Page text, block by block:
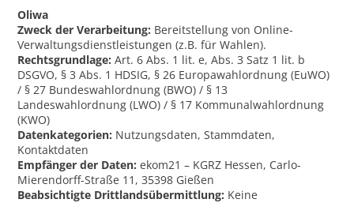
Oliwa
Zweck der Verarbeitung: Bereitstellung von Online-
Verwaltungsdienstleistungen (z.B. für Wahlen).
Rechtsgrundlage: Art. 6 Abs. 1 lit. e, Abs. 3 Satz 1 lit. b
DSGVO, § 3 Abs. 1 HDSIG, § 26 Europawahlordnung (EuWO)
/ § 27 Bundeswahlordnung (BWO) / § 13
Landeswahlordnung (LWO) / § 17 Kommunalwahlordnung
(KWO)
Datenkategorien: Nutzungsdaten, Stammdaten,
Kontaktdaten
Empfänger der Daten: ekom21 – KGRZ Hessen, Carlo-
Mierendorff-Straße 11, 35398 Gießen
Beabsichtigte Drittlandsübermittlung: Keine